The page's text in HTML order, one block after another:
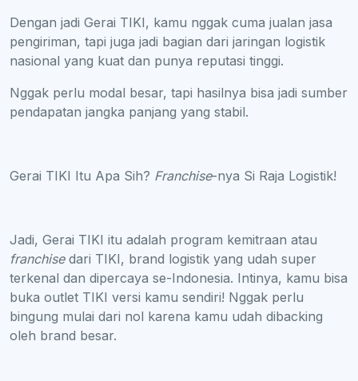
Dengan jadi Gerai TIKI, kamu nggak cuma jualan jasa
pengiriman, tapi juga jadi bagian dari jaringan logistik
nasional yang kuat dan punya reputasi tinggi.
Nggak perlu modal besar, tapi hasilnya bisa jadi sumber
pendapatan jangka panjang yang stabil.
Gerai TIKI Itu Apa Sih? Franchise-nya Si Raja Logistik!
Jadi, Gerai TIKI itu adalah program kemitraan atau
franchisedari TIKI, brand logistik yang udah super
terkenal dan dipercaya se-Indonesia. Intinya, kamu bisa
buka outlet TIKI versi kamu sendiri! Nggak perlu
bingung mulai dari nol karena kamu udah dibacking
oleh brand besar.